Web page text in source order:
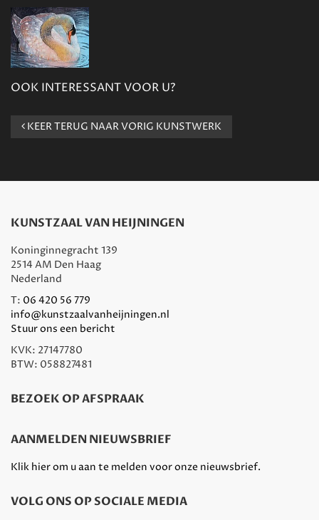
OOK INTERESSANT VOOR U?
KEER TERUG NAAR VORIG KUNSTWERK
KUNSTZAAL VAN HEIJNINGEN
Koninginnegracht 139
2514 AM Den Haag
Nederland
T: 06 420 56 779
info@kunstzaalvanheijningen.nl
Stuur ons een bericht
KVK: 27147780
BTW: 058827481
BEZOEK OP AFSPRAAK
AANMELDEN NIEUWSBRIEF
Klik hier om u aan te melden voor onze nieuwsbrief.
VOLG ONS OP SOCIALE MEDIA